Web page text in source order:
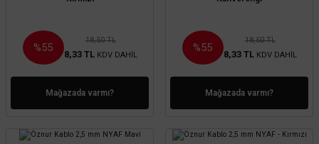
%55
18,50 TL
8,33 TL KDV DAHİL
Mağazada varmı?
%55
18,50 TL
8,33 TL KDV DAHİL
Mağazada varmı?